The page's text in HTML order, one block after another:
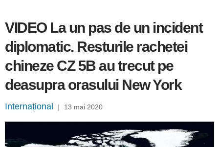
VIDEO La un pas de un incident
diplomatic. Resturile rachetei
chineze CZ 5B au trecut pe
deasupra orasului New York
Internațional | 13 mai 2020